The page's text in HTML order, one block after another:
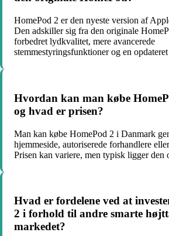
HomePod 2 er den nyeste version af
Den adskiller sig fra den originale
forbedret lydkvalitet, mere avancerede
stemmestyringsfunktioner og en
Hvordan kan man købe
og hvad er prisen?
Man kan købe HomePod 2 i Danmark
hjemmeside, autoriserede forhandlere
Prisen kan variere, men typisk ligger
Hvad er fordelene ved at
2 i forhold til andre smarte
markedet?